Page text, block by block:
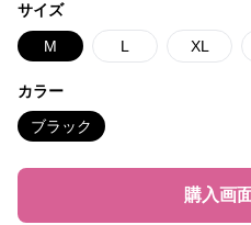
サイズ
M L XL
カラー
ブラック
購入画